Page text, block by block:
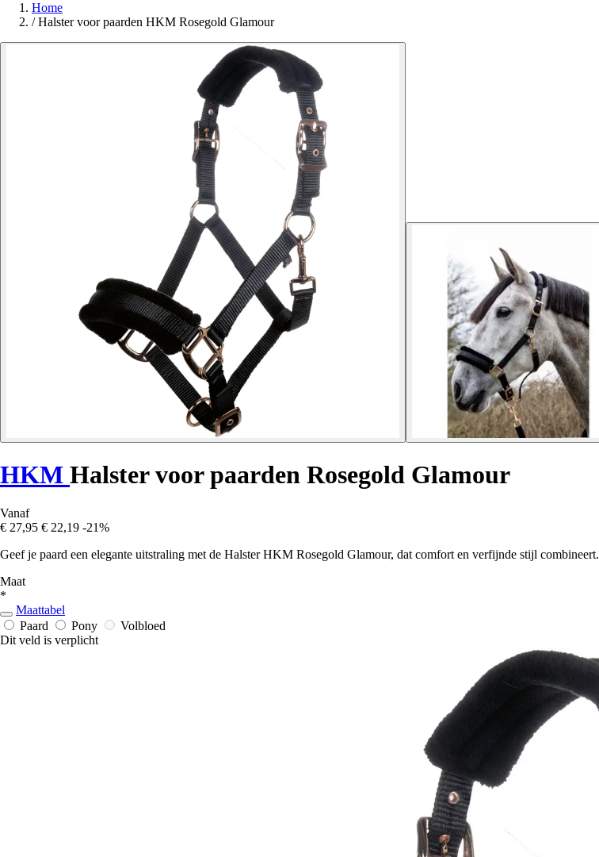
Home
/ Halster voor paarden HKM Rosegold Glamour
HKM Halster voor paarden Rosegold Glamour
Vanaf
€ 27,95 € 22,19 -21%
Geef je paard een elegante uitstraling met de Halster HKM Rosegold Glamour, dat comfort en verfijnde stijl combineert.
Maat
*
Maattabel
Paard
Pony
Volbloed
Dit veld is verplicht